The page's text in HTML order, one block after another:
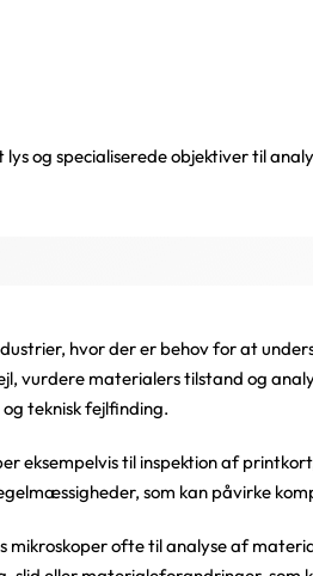
og specialiserede objektiver til
hvor der er behov for at
vurdere materialers tilstand og
teknisk fejlfinding.
eksempelvis til inspektion af
som kan påvirke
mikroskoper ofte til analyse af